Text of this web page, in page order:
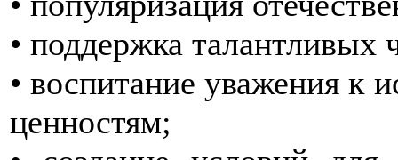
• поддержка талантливых
• воспитание уважения к
ценностям;